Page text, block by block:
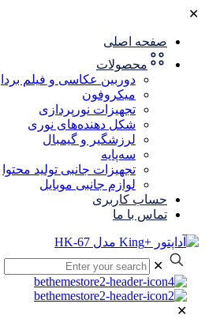
✕
صفحه اصلی
محصولات
دوربین عکاسی و فیلم
میکروفون
تجهیزات نورپردازی
شکل‌ دهنده‌های نوری
لرزشگیر و گیمبال
سه‌پایه
تجهیزات جانبی تولید محتوا
لوازم جانبی موبایل
حساب کاربری
تماس با ما
✕
✕